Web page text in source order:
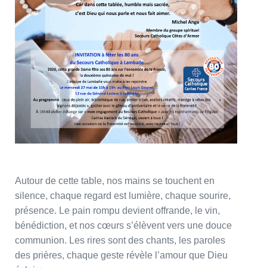
Autour de cette table, nos mains se touchent en
silence, chaque regard est lumière, chaque sourire,
présence. Le pain rompu devient offrande, le vin,
bénédiction, et nos cœurs s’élèvent vers une douce
communion. Les rires sont des chants, les paroles
des prières, chaque geste révèle l’amour que Dieu